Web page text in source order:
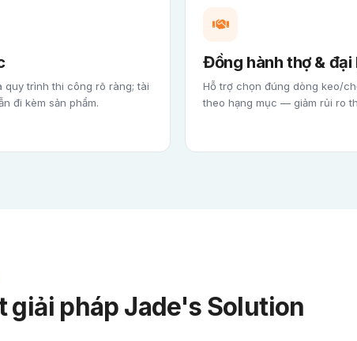
quy trình thi công rõ ràng; tài
đi kèm sản phẩm.
Đồng hành thợ & đại
Hỗ trợ chọn đúng dòng keo/
theo hạng mục — giảm rủi ro
giải pháp Jade's Solution